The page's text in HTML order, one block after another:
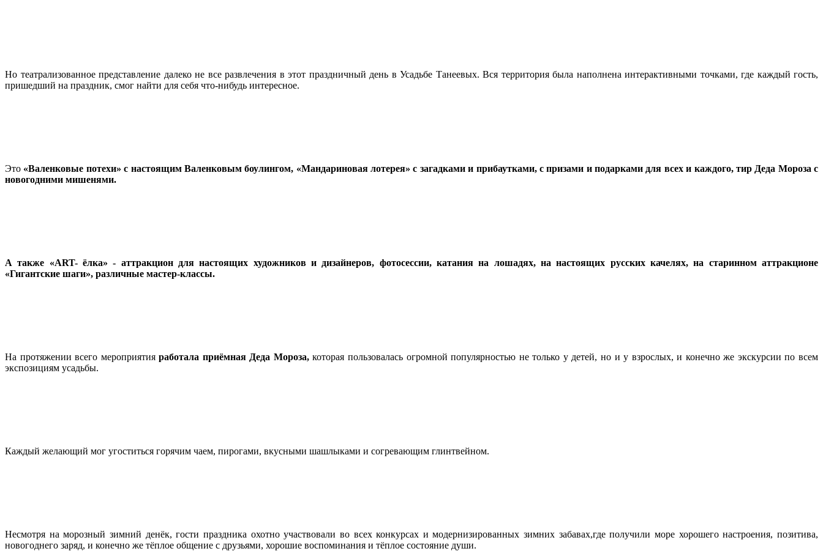
Но театрализованное представление далеко не все развлечения в этот праздничный день в Усадьбе Танеевых. Вся территория была наполнена интерактивными точками, где каждый гость,
пришедший на праздник, смог найти для себя что-нибудь интересное.
Это «Валенковые потехи» с настоящим Валенковым боулингом, «Мандариновая лотерея» с загадками и прибаутками, с призами и подарками для всех и каждого, тир Деда Мороза с
новогодними мишенями.
А также «ART- ёлка» - аттракцион для настоящих художников и дизайнеров, фотосессии, катания на лошадях, на настоящих русских качелях, на старинном аттракционе
«Гигантские шаги», различные мастер-классы.
На протяжении всего мероприятияработала приёмная Деда Мороза,которая пользовалась огромной популярностью не только у детей, но и у взрослых, и конечно же экскурсии по всем
экспозициям усадьбы.
Каждый желающий мог угоститься горячим чаем, пирогами, вкусными шашлыками и согревающим глинтвейном.
Несмотря на морозный зимний денёк, гости праздника охотно участвовали во всех конкурсах и модернизированных зимних забавах,где получили море хорошего настроения, позитива,
новогоднего заряд, и конечно же тёплое общение с друзьями, хорошие воспоминания и тёплое состояние души.